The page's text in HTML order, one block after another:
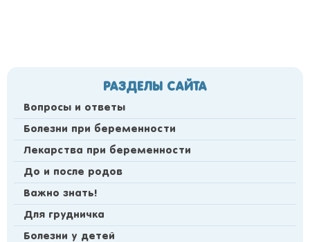
РАЗДЕЛЫ САЙТА
Вопросы и ответы
Болезни при беременности
Лекарства при беременности
До и после родов
Важно знать!
Для грудничка
Болезни у детей